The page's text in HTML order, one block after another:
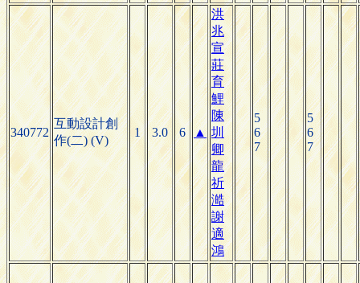
340772
互動設計創
作(二) (V)
1 3.0 6 ▲
洪
兆
宣
莊
育
鯉
陳
圳
卿
龍
祈
澔
謝
適
鴻
5
6
7
5
6
7